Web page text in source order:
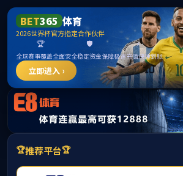
3044永利集团(中国)有